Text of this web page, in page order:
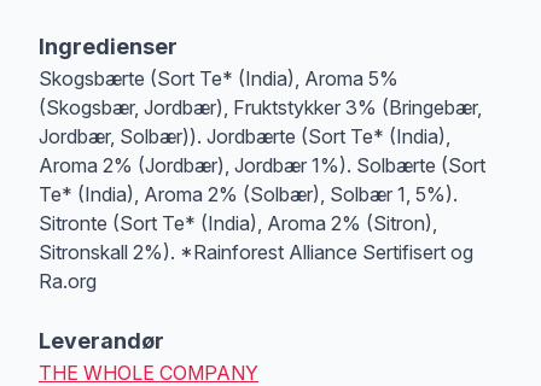
Ingredienser
Skogsbærte (Sort Te* (India), Aroma 5%
(Skogsbær, Jordbær), Fruktstykker 3% (Bringebær,
Jordbær, Solbær)). Jordbærte (Sort Te* (India),
Aroma 2% (Jordbær), Jordbær 1%). Solbærte (Sort
Te* (India), Aroma 2% (Solbær), Solbær 1, 5%).
Sitronte (Sort Te* (India), Aroma 2% (Sitron),
Sitronskall 2%). *Rainforest Alliance Sertifisert og
Ra.org
Leverandør
THE WHOLE COMPANY